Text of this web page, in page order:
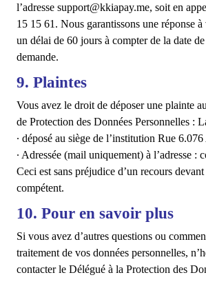
l’adresse support@kkiapay.me, soit en
15 15 61. Nous garantissons une réponse à
un délai de 60 jours à compter de la date
demande.
9. Plaintes
Vous avez le droit de déposer une plainte
de Protection des Données Personnelles :
∙ déposé au siège de l’institution Rue
∙ Adressée (mail uniquement) à l’adresse :
Ceci est sans préjudice d’un recours
compétent.
10. Pour en savoir plus
Si vous avez d’autres questions ou
traitement de vos données personnelles,
contacter le Délégué à la Protection des